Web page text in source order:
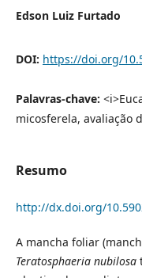
Edson Luiz Furtado
DOI: https://doi.org/
Palavras-chave:
micosferela, avaliação
Resumo
http://dx.doi.org/
A mancha foliar
Teratosphaeria nubilosa